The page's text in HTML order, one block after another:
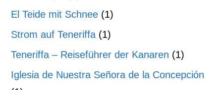
El Teide mit Schnee (1)
Strom auf Teneriffa (1)
Teneriffa – Reiseführer der Kanaren (1)
Iglesia de Nuestra Señora de la Concepción